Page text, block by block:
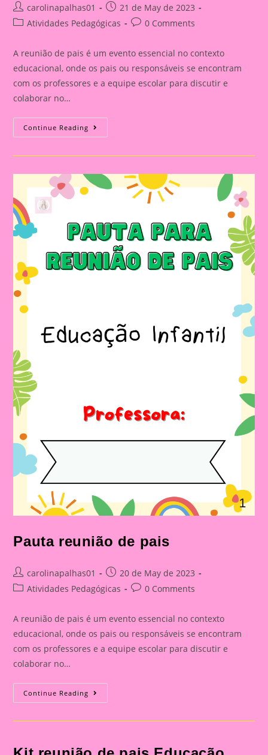
Post
author:
carolinapalhas01
Post
published:
21 de May de 2023
PostAtividades Pedagógicas
Post0 Comments
A reunião de pais é um evento essencial no contexto
educacional, onde os pais ou responsáveis se encontram
com os professores e a equipe escolar para discutir e
colaborar no…
Continue Reading Lembrancinha
Para
Pauta reunião de pais
Post
author:
carolinapalhas01
Post
published:
20 de May de 2023
PostAtividades Pedagógicas
Post0 Comments
A reunião de pais é um evento essencial no contexto
educacional, onde os pais ou responsáveis se encontram
com os professores e a equipe escolar para discutir e
colaborar no…
Continue Reading Pauta
Reunião
Pais